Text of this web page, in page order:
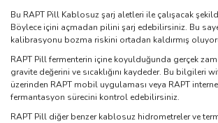
Bu RAPT Pill Kablosuz şarj aletleri ile çalışacak
Böylece içini açmadan pilini şarj edebilirsiniz. Bu
kalibrasyonu bozma riskini ortadan kaldırmış
RAPT Pill fermenterin içine koyulduğunda gerçek
gravite değerini ve sıcaklığını kaydeder. Bu bilgileri
üzerinden RAPT mobil uygulaması veya RAPT
fermantasyon sürecini kontrol edebilirsiniz.
RAPT Pill diğer benzer kablosuz hidrometreler ve